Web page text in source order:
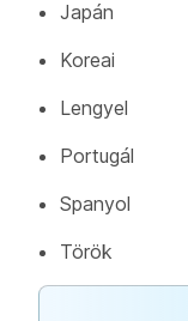
Japán
Koreai
Lengyel
Portugál
Spanyol
Török